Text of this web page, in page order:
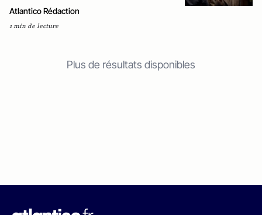
Atlantico Rédaction
1 min de lecture
Plus de résultats disponibles